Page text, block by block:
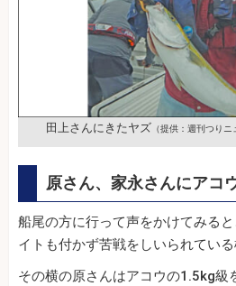
田上さんにきたヤズ （提供：週刊つりニ
原さん、家永さんにアコ
船尾の方に行って声をかけてみる
イトも付かず苦戦をしいられている
その横の原さんはアコウの1.5kg級